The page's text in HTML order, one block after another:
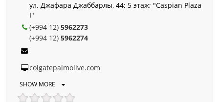
ул. Джафара Джаббарлы, 44; 5 этаж; "Caspian Plaza
I"
(+994 12) 5962273
(+994 12) 5962274
colgatepalmolive.com
SHOW MORE